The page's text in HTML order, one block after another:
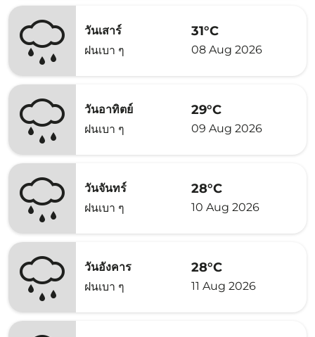
วันเสาร์
ฝนเบา ๆ
31°C
08 Aug 2026
วันอาทิตย์
ฝนเบา ๆ
29°C
09 Aug 2026
วันจันทร์
ฝนเบา ๆ
28°C
10 Aug 2026
วันอังคาร
ฝนเบา ๆ
28°C
11 Aug 2026